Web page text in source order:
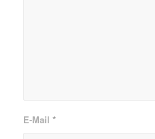
E-Mail *